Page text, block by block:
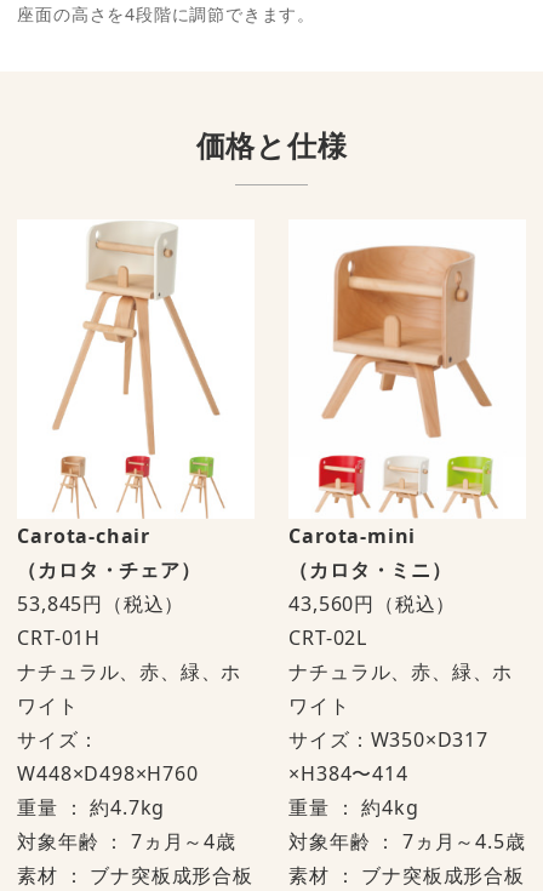
座面の高さを4段階に調節できます。
価格と仕様
Carota-chair
（カロタ・チェア）
53,845円 （税込）
CRT-01H
ナチュラル、赤、緑、ホ
ワイト
サイズ：
W448×D498×H760
重量 ： 約4.7kg
対象年齢 ： 7ヵ月～4歳
素材 ： ブナ突板成形合板
Carota-mini
（カロタ・ミニ）
43,560円（税込）
CRT-02L
ナチュラル、赤、緑、ホ
ワイト
サイズ：W350×D317
×H384〜414
重量 ： 約4kg
対象年齢 ： 7ヵ月～4.5歳
素材 ： ブナ突板成形合板